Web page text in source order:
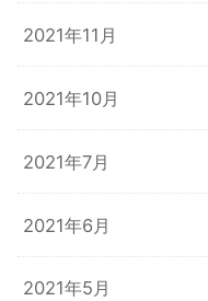
2021年11月
2021年10月
2021年7月
2021年6月
2021年5月